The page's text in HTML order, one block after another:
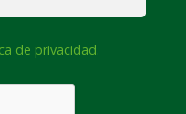
de privacidad.